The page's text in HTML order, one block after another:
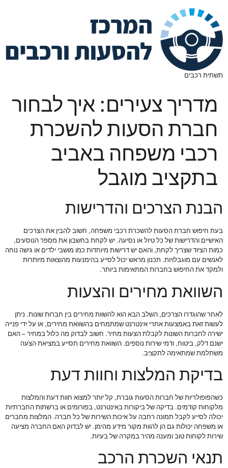
תשתית רכבים
מדריך צעירים: איך לבחור
חברת הסעות להשכרת
רכבי משפחה באביב
בתקציב מוגבל
הבנת הצרכים והדרישות
בעת חיפוש חברת הסעות להשכרת רכבי משפחה, חשוב להבין את הצרכים
האישיים והדרישות של כל טיול או נסיעה. יש לקחת בחשבון את מספר הנוסעים,
כמות הציוד שצריך לקחת, והאם יש דרישות מיוחדות כמו מושבי ילדים או גישה נוחה
לאנשים עם מוגבלויות. תכנון מראש יכול לסייע בהימנעות מהוצאות מיותרות
ולמקד את החיפוש בחברות המתאימות ביותר.
השוואת מחירים והצעות
לאחר שהוגדרו הצרכים, השלב הבא הוא להשוות מחירים בין חברות שונות. ניתן
לעשות זאת באמצעות אתרי אינטרנט שמתמחים בהשוואת מחירים, או על ידי פנייה
ישירה לחברות השונות לקבלת הצעות מחיר. חשוב לבדוק מה כלול במחיר – האם
ישנם דלק, ביטוח, ודמי שירות נוספים. השוואת מחירים תסייע במציאת הצעה
משתלמת שמתאימה לתקציב.
בדיקת המלצות וחוות דעת
כשהפופולריות של חברות הסעות גוברת, קל יותר למצוא חוות דעת והמלצות
מלקוחות קודמים. בדיקה של ביקורות באינטרנט, בפורומים או ברשתות החברתיות
יכולה לסייע לקבל תמונה רחבה על איכות השירות של כל חברה. המלצות מחברים
או משפחה יכולות גם הן להוות מקור מידע מהימן. יש לבדוק האם החברה מציעה
שירות לקוחות טוב ומענה מהיר במקרה של בעיות.
תנאי השכרת הרכב